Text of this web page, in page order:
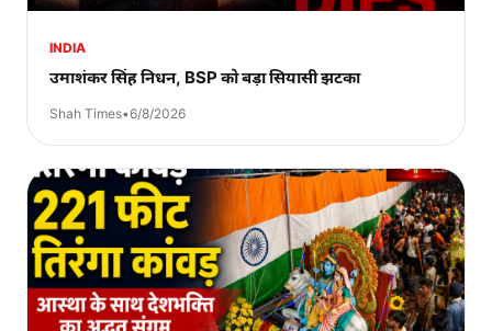
INDIA
उमाशंकर सिंह निधन, BSP को बड़ा सियासी झटका
Shah Times•6/8/2026